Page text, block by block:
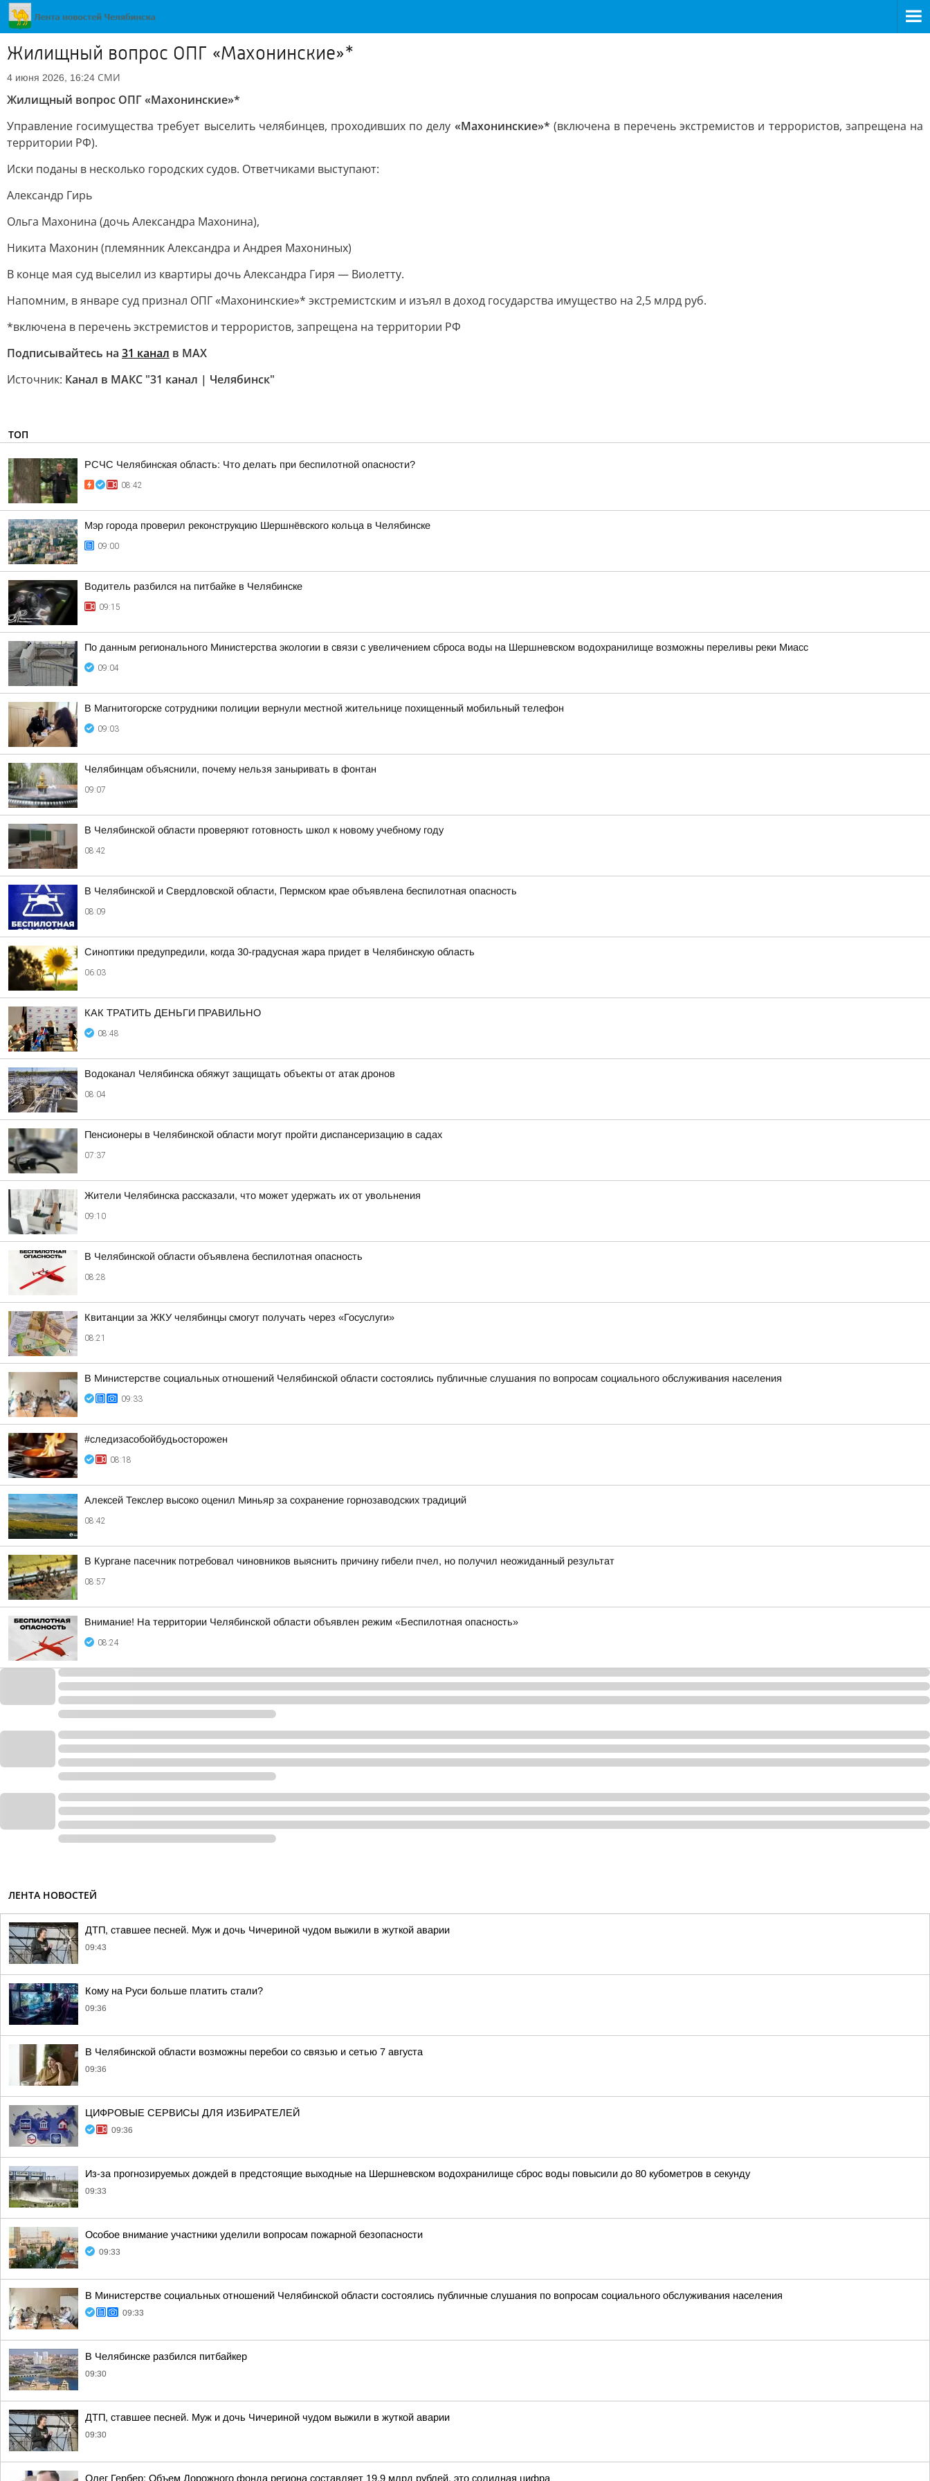
Жилищный вопрос ОПГ «Махонинские»*
4 июня 2026, 16:24 СМИ
Жилищный вопрос ОПГ «Махонинские»*
Управление госимущества требует выселить челябинцев, проходивших по делу «Махонинские»* (включена в перечень экстремистов и террористов, запрещена на
территории РФ).
Иски поданы в несколько городских судов. Ответчиками выступают:
Александр Гирь
Ольга Махонина (дочь Александра Махонина),
Никита Махонин (племянник Александра и Андрея Махониных)
В конце мая суд выселил из квартиры дочь Александра Гиря — Виолетту.
Напомним, в январе суд признал ОПГ «Махонинские»* экстремистским и изъял в доход государства имущество на 2,5 млрд руб.
*включена в перечень экстремистов и террористов, запрещена на территории РФ
Подписывайтесь на 31 канал в МАХ
Источник: Канал в МАКС "31 канал | Челябинск"
ТОП
РСЧС Челябинская область: Что делать при беспилотной опасности?
08:42
Мэр города проверил реконструкцию Шершнёвского кольца в Челябинске
09:00
Водитель разбился на питбайке в Челябинске
09:15
По данным регионального Министерства экологии в связи с увеличением сброса воды на Шершневском водохранилище возможны переливы реки Миасс
09:04
В Магнитогорске сотрудники полиции вернули местной жительнице похищенный мобильный телефон
09:03
Челябинцам объяснили, почему нельзя заныривать в фонтан
09:07
В Челябинской области проверяют готовность школ к новому учебному году
08:42
В Челябинской и Свердловской области, Пермском крае объявлена беспилотная опасность
08:09
Синоптики предупредили, когда 30-градусная жара придет в Челябинскую область
06:03
КАК ТРАТИТЬ ДЕНЬГИ ПРАВИЛЬНО
08:48
Водоканал Челябинска обяжут защищать объекты от атак дронов
08:04
Пенсионеры в Челябинской области могут пройти диспансеризацию в садах
07:37
Жители Челябинска рассказали, что может удержать их от увольнения
09:10
В Челябинской области объявлена беспилотная опасность
08:28
Квитанции за ЖКУ челябинцы смогут получать через «Госуслуги»
08:21
В Министерстве социальных отношений Челябинской области состоялись публичные слушания по вопросам социального обслуживания населения
09:33
#следизасобойбудьосторожен
08:18
Алексей Текслер высоко оценил Миньяр за сохранение горнозаводских традиций
08:42
В Кургане пасечник потребовал чиновников выяснить причину гибели пчел, но получил неожиданный результат
08:57
Внимание! На территории Челябинской области объявлен режим «Беспилотная опасность»
08:24
ЛЕНТА НОВОСТЕЙ
ДТП, ставшее песней. Муж и дочь Чичериной чудом выжили в жуткой аварии
09:43
Кому на Руси больше платить стали?
09:36
В Челябинской области возможны перебои со связью и сетью 7 августа
09:36
ЦИФРОВЫЕ СЕРВИСЫ ДЛЯ ИЗБИРАТЕЛЕЙ
09:36
Из-за прогнозируемых дождей в предстоящие выходные на Шершневском водохранилище сброс воды повысили до 80 кубометров в секунду
09:33
Особое внимание участники уделили вопросам пожарной безопасности
09:33
В Министерстве социальных отношений Челябинской области состоялись публичные слушания по вопросам социального обслуживания населения
09:33
В Челябинске разбился питбайкер
09:30
ДТП, ставшее песней. Муж и дочь Чичериной чудом выжили в жуткой аварии
09:30
Олег Гербер: Объем Дорожного фонда региона составляет 19,9 млрд рублей, это солидная цифра